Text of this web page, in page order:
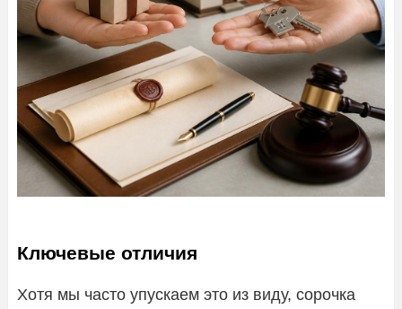
Ключевые отличия
Хотя мы часто упускаем это из виду, сорочка